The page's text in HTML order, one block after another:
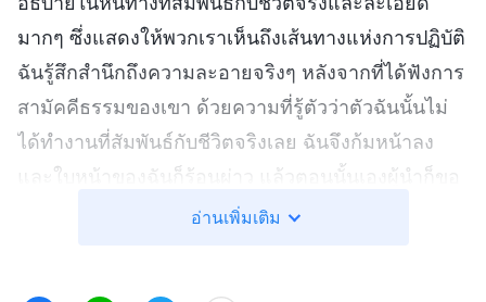
มากๆ ซึ่งแสดงให้พวกเราเห็นถึงเส้นทางแห่งการปฏิบัติ
ฉันรู้สึกสำนึกถึงความละอายจริงๆ หลังจากที่ได้ฟังการ
สามัคคีธรรมของเขา ด้วยความที่รู้ตัวว่าตัวฉันนั้นไม่
ได้ทำงานที่สัมพันธ์กับชีวิตจริงเลย ฉันจึงก้มหน้าลง
และใบหน้าของฉันก็ร้อนผ่าว แล้วตอนนั้นเองผู้นำก็ขอ
ให้ฉันพูด หัวใจของฉันเต้นไม่เป็นส่ำ ฉันควรจะพูด
อ่านเพิ่มเติม